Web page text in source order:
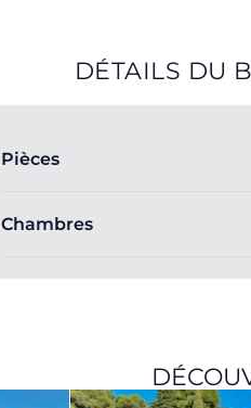
DÉTAILS DU
Pièces
Chambres